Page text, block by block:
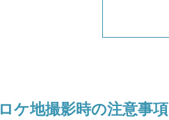
ロケ地撮影時の注意事項